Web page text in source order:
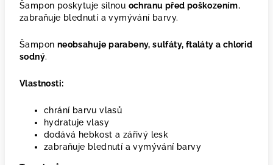
Šampon poskytuje silnou ochranu před poškozením,
zabraňuje blednutí a vymývání barvy.
Šampon neobsahuje parabeny, sulfáty, ftaláty a chlorid
sodný.
Vlastnosti:
chrání barvu vlasů
hydratuje vlasy
dodává hebkost a zářivý lesk
zabraňuje blednutí a vymývání barvy